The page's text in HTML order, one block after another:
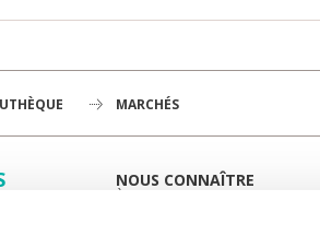
MARCHÉS
NOUS CONNAÎTRE
À LA UNE